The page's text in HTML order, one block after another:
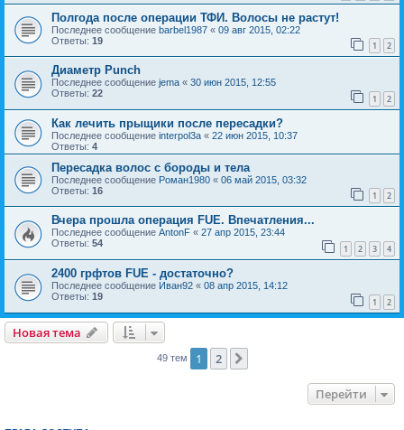
Полгода после операции ТФИ. Волосы не растут!
Последнее сообщение barbel1987 « 09 авг 2015, 02:22
Ответы: 19 1 2
Диаметр Punch
Последнее сообщение jema « 30 июн 2015, 12:55
Ответы: 22 1 2
Как лечить прыщики после пересадки?
Последнее сообщение interpol3a « 22 июн 2015, 10:37
Ответы: 4
Пересадка волос с бороды и тела
Последнее сообщение Роман1980 « 06 май 2015, 03:32
Ответы: 16 1 2
Вчера прошла операция FUE. Впечатления...
Последнее сообщение AntonF « 27 апр 2015, 23:44
Ответы: 54 1 2 3 4
2400 грфтов FUE - достаточно?
Последнее сообщение Иван92 « 08 апр 2015, 14:12
Ответы: 19 1 2
Новая тема
49 тем 1 2
Перейти